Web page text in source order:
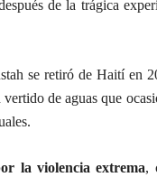
de la trágica
se retiró de Haití en
de aguas que
la violencia extrema,